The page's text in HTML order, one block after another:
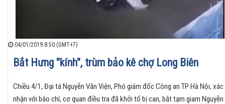
04/01/2019 8:50 (GMT+7)
Bắt Hưng "kính", trùm bảo kê chợ Long Biên
Chiều 4/1, Đại tá Nguyễn Văn Viện, Phó giám đốc Công an TP Hà Nội, xác
nhận với báo chí, cơ quan điều tra đã khởi tố bị can, bắt tạm giam Nguyễn